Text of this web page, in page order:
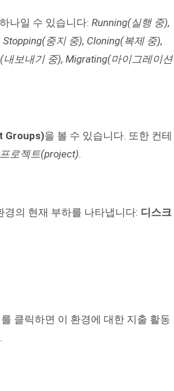
나일 수 있습니다:Running(실행 중),
중지 중), Cloning(복제 중),
내보내기 중), Migrating(마이그레이션
Groups)을 볼 수 있습니다. 또한 컨테
프로젝트(project)
의 현재 부하를 나타냅니다: 디스크
클릭하면 이 환경에 대한 지출 활동